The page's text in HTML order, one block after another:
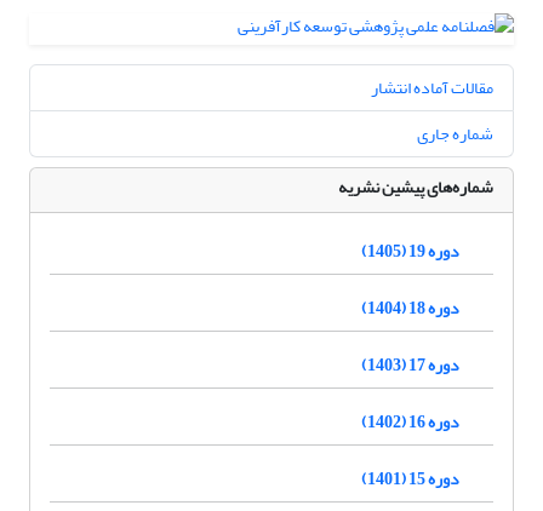
مقالات آماده انتشار
شماره جاری
شماره‌های پیشین نشریه
دوره 19 (1405)
دوره 18 (1404)
دوره 17 (1403)
دوره 16 (1402)
دوره 15 (1401)